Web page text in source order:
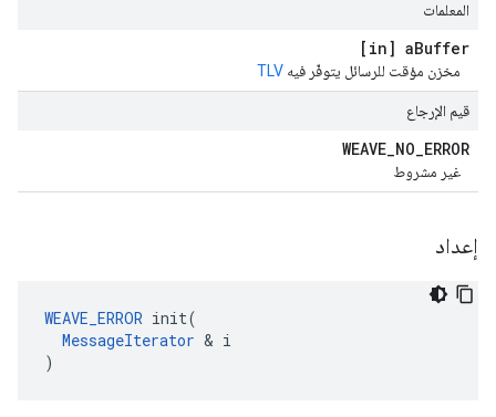
المعلمات
[in] aBuffer
مخزن مؤقت للرسائل يتوفّر فيه TLV
قيم الإرجاع
WEAVE_NO_ERROR
غير مشروط
إعداد
WEAVE_ERROR init(
MessageIterator & i
)